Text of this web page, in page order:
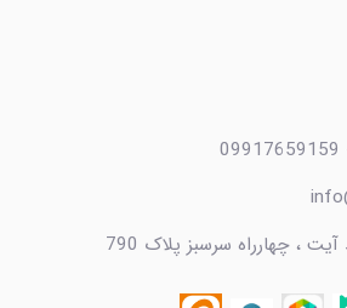
، چهارراه سرسبز پلاک 790